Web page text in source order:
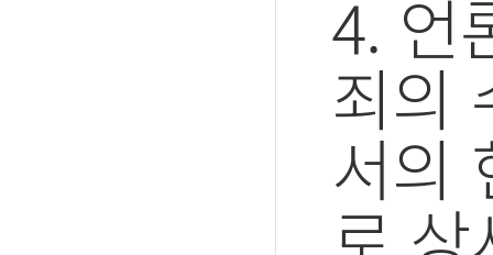
4. 언
죄의
서의